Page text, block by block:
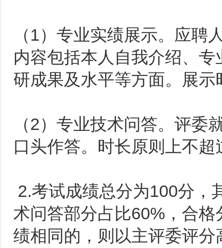
（1）专业实绩展示。应
内容包括本人自我介绍、
研成果及水平等方面。展
（2）专业技术问答。评委
口头作答。时长原则上不超
2.考试成绩总分为100分，
术问答部分占比60%，合
绩相同的，则以主评委评